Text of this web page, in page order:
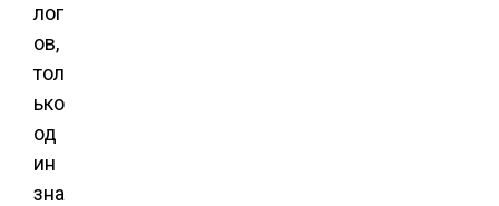
лог
ов,
тол
ько
од
ин
зна